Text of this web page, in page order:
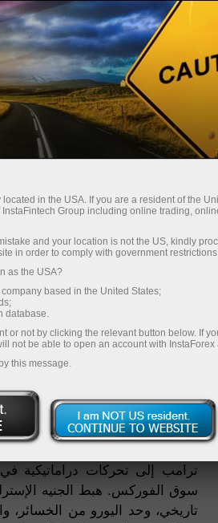
عن إنستافوركس
الوقت المناسب لاتخاذ قرارات
الوقت المناسب
جيدة (مع
فتح حساب تداول
فتح حساب تجريبي
لقد شهد المجتمع العالمي أحداثًا
عام 2016. وأدى التصويت
استفتاء المملكة المتحدة
ترامب إلى تحركات دراماتيكية
سوق الفوركس. هبط الجنيه
تاريخي، وحد اليورو من الخسائر،
in the USA. If you are a resident of the
Group including online trading,
and your location is not the US, kindly
in order to comply with government
as the USA?
based in the United States;
database.
or not by clicking the relevant button below. If
not be able to open an account with InstaForex
this message.